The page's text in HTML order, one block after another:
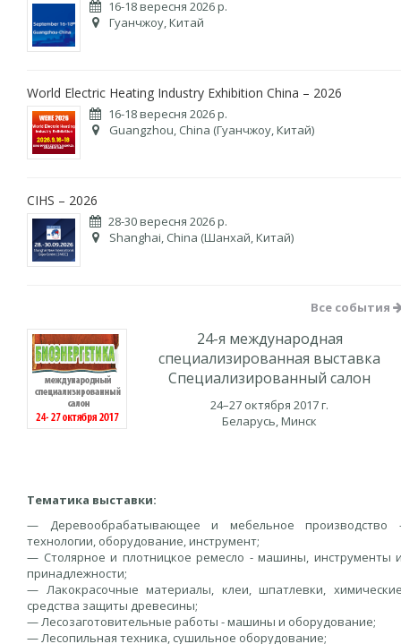
16-18 вересня 2026 р.
Гуанчжоу, Китай
World Electric Heating Industry Exhibition China – 2026
16-18 вересня 2026 р.
Guangzhou, China (Гуанчжоу, Китай)
CIHS – 2026
28-30 вересня 2026 р.
Shanghai, China (Шанхай, Китай)
Все события
24-я международная
специализированная выставка
Специализированный салон
24–27 октября 2017 г.
Беларусь, Минск
Тематика выставки:
— Деревообрабатывающее и мебельное производство
технологии, оборудование, инструмент;
— Столярное и плотницкое ремесло - машины, инструменты
принадлежности;
— Лакокрасочные материалы, клеи, шпатлевки,
средства защиты древесины;
— Лесозаготовительные работы - машины и оборудование;
— Лесопильная техника, сушильное оборудование;